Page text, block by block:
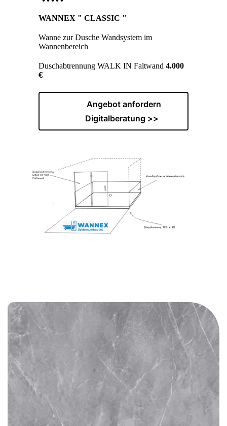
WANNEX " CLASSIC "
Wanne zur Dusche Wandsystem im
Wannenbereich
Duschabtrennung WALK IN Faltwand4.000
€
Angebot anfordern
Digitalberatung >>